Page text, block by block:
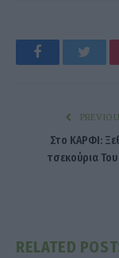
Facebook
Στο ΚΑΡΦΙ:
τσεκούρια
RELATED